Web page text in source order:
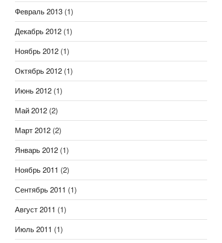
Февраль 2013 (1)
Декабрь 2012 (1)
Ноябрь 2012 (1)
Октябрь 2012 (1)
Июнь 2012 (1)
Май 2012 (2)
Март 2012 (2)
Январь 2012 (1)
Ноябрь 2011 (2)
Сентябрь 2011 (1)
Август 2011 (1)
Июль 2011 (1)